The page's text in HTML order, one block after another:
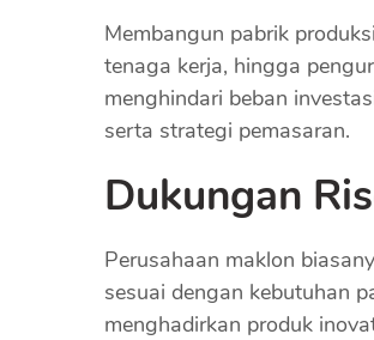
Membangun pabrik
tenaga kerja, hingga
menghindari beban
serta strategi pemasaran.
Dukungan
Perusahaan maklon
sesuai dengan kebutuhan
menghadirkan produk